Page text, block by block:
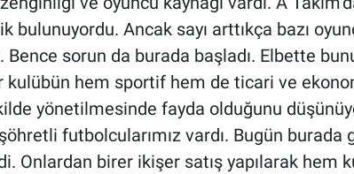
bulunuyordu. Ancak sayı arttıkça bazı
Bence sorun da burada başladı. Elbette
kulübün hem sportif hem de ticari ve
yönetilmesinde fayda olduğunu
futbolcularımız vardı. Bugün
Onlardan birer ikişer satış yapılarak hem